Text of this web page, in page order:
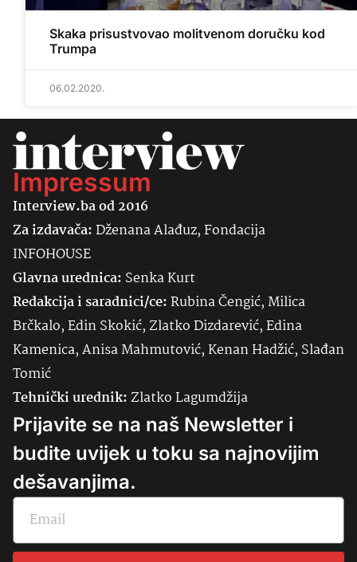
Skaka prisustvovao molitvenom doručku kod
Trumpa
06.02.2020.
Impressum
Interview.ba od 2016
Za izdavača:Dženana Alađuz, Fondacija
INFOHOUSE
Glavna urednica: SenkaKurt
Redakcija i saradnici/ce:Rubina Čengić, Milica
Brčkalo, Edin Skokić, Zlatko Dizdarević, Edina
Kamenica, Anisa Mahmutović, Kenan Hadžić, Slađan
Tomić
Tehnički urednik:Zlatko Lagumdžija
Prijavite se na naš Newsletter i
budite uvijek u toku sa najnovijim
dešavanjima.